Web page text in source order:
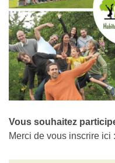
Vous souhaitez
Merci de vous inscrire ici :